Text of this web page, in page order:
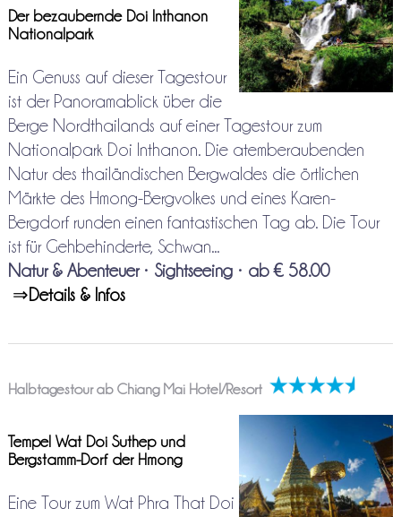
Der bezaubernde Doi Inthanon
Nationalpark
Ein Genuss auf dieser Tagestour
ist der Panoramablick über die
Berge Nordthailands auf einer Tagestour zum
Nationalpark Doi Inthanon. Die atemberaubenden
Natur des thailändischen Bergwaldes die örtlichen
Märkte des Hmong-Bergvolkes und eines Karen-
Bergdorf runden einen fantastischen Tag ab. Die Tour
ist für Gehbehinderte, Schwan...
Natur & Abenteuer• Sightseeing• ab € 58.00
⇒Details & Infos
Halbtagestour ab Chiang Mai Hotel/Resort
Tempel Wat Doi Suthep und
Bergstamm-Dorf der Hmong
Eine Tour zum Wat Phra That Doi